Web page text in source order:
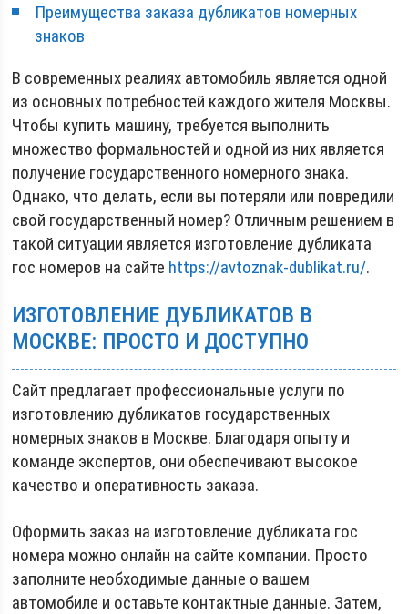
Преимущества заказа дубликатов номерных
знаков
В современных реалиях автомобиль является одной
из основных потребностей каждого жителя Москвы.
Чтобы купить машину, требуется выполнить
множество формальностей и одной из них является
получение государственного номерного знака.
Однако, что делать, если вы потеряли или повредили
свой государственный номер? Отличным решением в
такой ситуации является изготовление дубликата
гос номеров на сайте https://avtoznak-dublikat.ru/.
ИЗГОТОВЛЕНИЕ ДУБЛИКАТОВ В
МОСКВЕ: ПРОСТО И ДОСТУПНО
Сайт предлагает профессиональные услуги по
изготовлению дубликатов государственных
номерных знаков в Москве. Благодаря опыту и
команде экспертов, они обеспечивают высокое
качество и оперативность заказа.
Оформить заказ на изготовление дубликата гос
номера можно онлайн на сайте компании. Просто
заполните необходимые данные о вашем
автомобиле и оставьте контактные данные. Затем,